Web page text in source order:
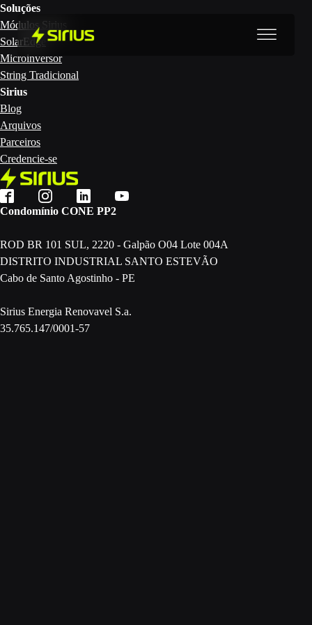
Condomínio CONE PP2
ROD BR 101 SUL, 2220 - Galpão O04 Lote 004A
DISTRITO INDUSTRIAL SANTO ESTEVÃO
Cabo de Santo Agostinho - PE
Sirius Energia Renovavel S.a.
35.765.147/0001-57
Sirius
Blog
Arquivos
Parceiros
Credencie-se
Soluções
Módulos Sirius
SolarEdge
Microinversor
String Tradicional